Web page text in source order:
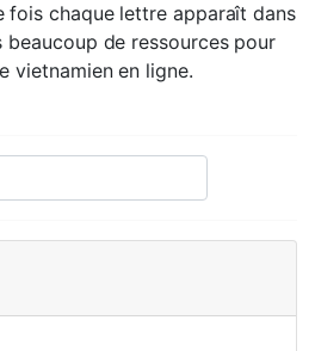
fois chaque lettre apparaît dans
beaucoup de ressources pour
vietnamien en ligne.